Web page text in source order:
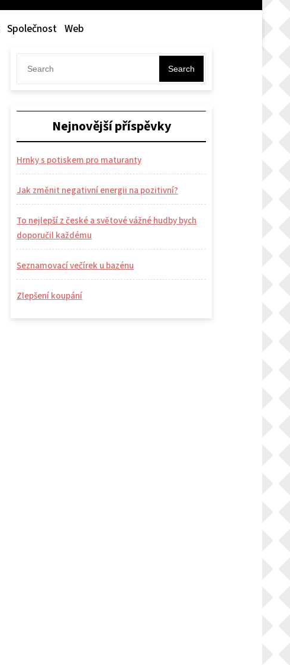
Společnost Web
Search
Nejnovější příspěvky
Hrnky s potiskem pro maturanty
Jak změnit negativní energii na pozitivní?
To nejlepší z české a světové vážné hudby bych
doporučil každému
Seznamovací večírek u bazénu
Zlepšení koupání